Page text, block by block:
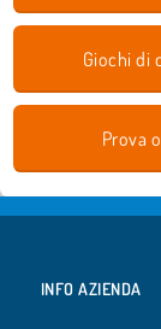
Giochi di
Prova
INFO AZIENDA